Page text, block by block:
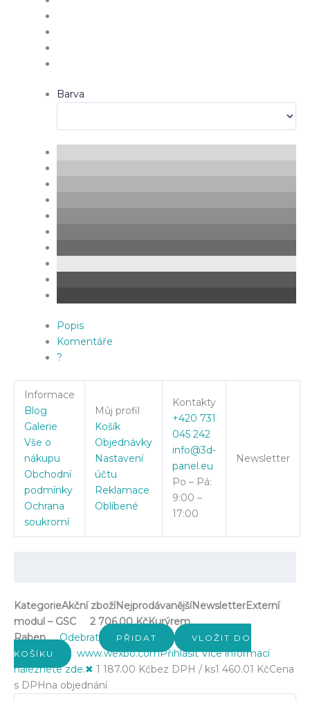
Barva
Popis
Komentáře
?
Informace
Blog
Galerie
Vše o
nákupu
Obchodní
podmínky
Ochrana
soukromí
Můj profil
Košík
Objednávky
Nastavení
účtu
Reklamace
Oblíbené
Kontakty
+420 731
045 242
info@3d-
panel.eu
Po – Pá:
9:00 –
17:00
Newsletter
KategorieAkční zbožíNejprodávanějšíNewsletterExterní
modul – GSC
2 706.00 KčKurýrem
Raben
Odebrat PŘIDAT
VLOŽIT DO
KOŠÍKU
www.wexbo.comPřihlásit Více informací
naleznete zde.✖ 1 187.00 Kčbez DPH / ks1 460.01 KčCena
s DPHna objednání